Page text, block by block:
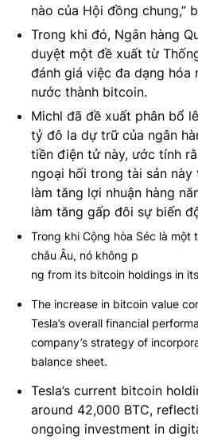
nào của Hội đồng chung,”
Trong khi đó, Ngân hàng
duyệt một đề xuất từ
đánh giá việc đa dạng
nước thành bitcoin.
Michl đã đề xuất phân bổ
tỷ đô la dự trữ của ngân
tiền điện tử này, ước tính
ngoại hối trong tài sản
làm tăng lợi nhuận hàng
làm tăng gấp đôi sự biến
Trong khi Cộng hòa Séc là một
châu Âu, nó không p
ng from its bitcoin holdings in
The increase in bitcoin value
Tesla’s overall financial
company’s strategy of
balance sheet.
Tesla’s current bitcoin
around 42,000 BTC,
ongoing investment in